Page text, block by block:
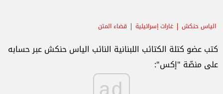
الياس حنكش غارات إسرائيلية قضاء المتن
كتب عضو كتلة الكتائب اللبنانية النائب الياس حنكش عبر حسابه
على منصّة "إكس":
ad